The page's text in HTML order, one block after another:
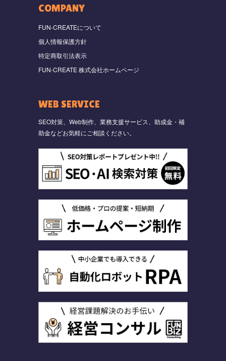
COMPANY
FUN-CREATEについて
個人情報保護方針
特定商取引法表示
FUN-CREATE 株式会社ホームページ
WEB SERVICE
SEO対策、Web制作、業務支援サービス、助成金・補
助金などお気軽にご相談ください。